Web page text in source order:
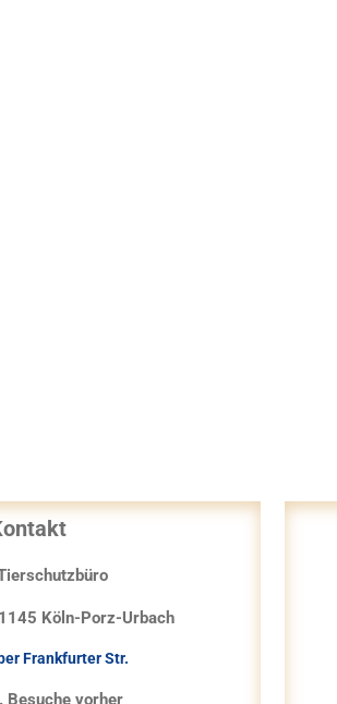
Köln-Porz-Urbach
Frankfurter Str.
Besuche vorher